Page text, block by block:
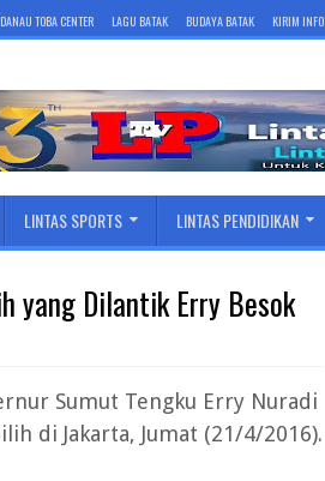
DANAU TOBA CENTER LAGU BATAK BUDAYA BATAK KIRIM INFO
LINTAS SPORTS LINTAS PENDIDIKAN
yang Dilantik Erry Besok
Sumut Tengku Erry Nuradi
di Jakarta, Jumat (21/4/2016).